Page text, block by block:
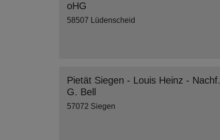
oHG
58507 Lüdenscheid
Pietät Siegen - Louis Heinz - Nachf.
G. Bell
57072 Siegen